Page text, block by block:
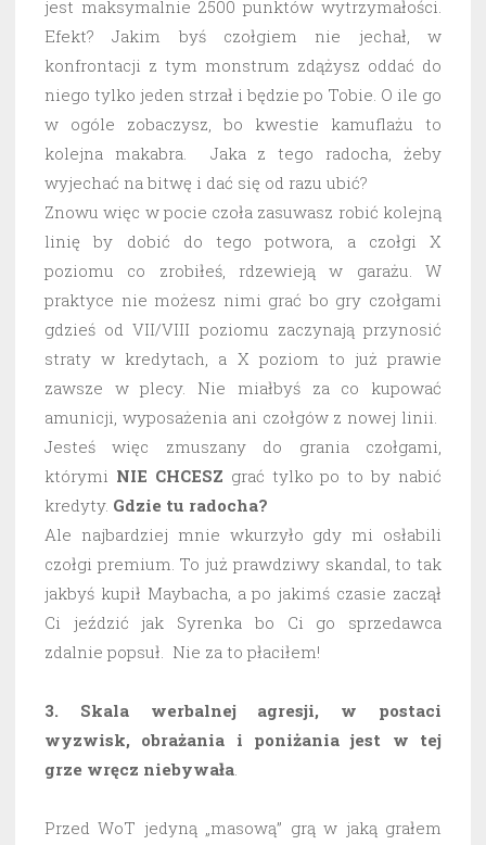
jest maksymalnie 2500 punktów wytrzymałości.
Efekt? Jakim byś czołgiem nie jechał, w
konfrontacji z tym monstrum zdążysz oddać do
niego tylko jeden strzał i będzie po Tobie. O ile go
w ogóle zobaczysz, bo kwestie kamuflażu to
kolejna makabra. Jaka z tego radocha, żeby
wyjechać na bitwę i dać się od razu ubić?
Znowu więc w pocie czoła zasuwasz robić kolejną
linię by dobić do tego potwora, a czołgi X
poziomu co zrobiłeś, rdzewieją w garażu. W
praktyce nie możesz nimi grać bo gry czołgami
gdzieś od VII/VIII poziomu zaczynają przynosić
straty w kredytach, a X poziom to już prawie
zawsze w plecy. Nie miałbyś za co kupować
amunicji, wyposażenia ani czołgów z nowej linii.
Jesteś więc zmuszany do grania czołgami,
którymi NIE CHCESZ grać tylko po to by nabić
kredyty. Gdzie tu radocha?
Ale najbardziej mnie wkurzyło gdy mi osłabili
czołgi premium. To już prawdziwy skandal, to tak
jakbyś kupił Maybacha, a po jakimś czasie zaczął
Ci jeździć jak Syrenka bo Ci go sprzedawca
zdalnie popsuł. Nie za to płaciłem!
3. Skala werbalnej agresji, w postaci
wyzwisk, obrażania i poniżania jest w tej
grze wręcz niebywała.
Przed WoT jedyną „masową” grą w jaką grałem